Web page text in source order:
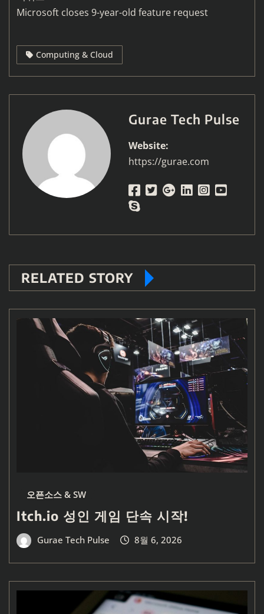
Microsoft closes 9-year-old feature request
Computing & Cloud
Gurae Tech Pulse
Website:
https://gurae.com
RELATED STORY
오픈소스 & SW
Itch.io 성인 게임 단속 시작!
Gurae Tech Pulse 8월 6, 2026